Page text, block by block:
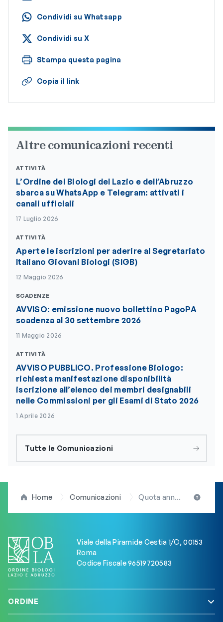
Condividi su Whatsapp
Condividi su X
Stampa questa pagina
Copia il link
Altre comunicazioni recenti
ATTIVITÀ
L’Ordine dei Biologi del Lazio e dell’Abruzzo
sbarca su WhatsApp e Telegram: attivati i
canali ufficiali
17 Luglio 2026
ATTIVITÀ
Aperte le iscrizioni per aderire al Segretariato
Italiano Giovani Biologi (SIGB)
12 Maggio 2026
SCADENZE
AVVISO: emissione nuovo bollettino PagoPA
scadenza al 30 settembre 2026
11 Maggio 2026
ATTIVITÀ
AVVISO PUBBLICO. Professione Biologo:
richiesta manifestazione disponibilità
iscrizione all’elenco dei membri designabili
nelle Commissioni per gli Esami di Stato 2026
1 Aprile 2026
Tutte le Comunicazioni
Home Comunicazioni Quota annuale 2025: Bollettino PagoPA disponibile nell’Area Riservata MyBio. Scadenza definita al 30 aprile 2025
Viale della Piramide Cestia 1/C, 00153
Roma
Codice Fiscale 96519720583
ORDINE